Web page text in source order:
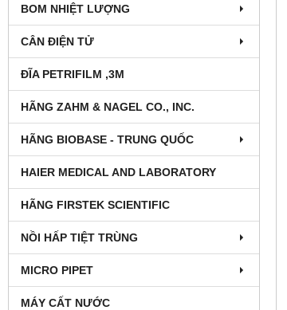
BOM NHIỆT LƯỢNG
CÂN ĐIỆN TỬ
ĐĨA PETRIFILM ,3M
HÃNG ZAHM & NAGEL CO., INC.
HÃNG BIOBASE - TRUNG QUỐC
HAIER MEDICAL AND LABORATORY
HÃNG FIRSTEK SCIENTIFIC
NỒI HẤP TIỆT TRÙNG
MICRO PIPET
MÁY CẤT NƯỚC